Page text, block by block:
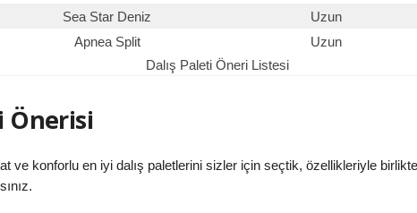
Sea Star Deniz Uzun
Apnea Split Uzun
Dalış Paleti Öneri Listesi
Önerisi
ve konforlu en iyi dalış paletlerini sizler için seçtik, özellikleriyle